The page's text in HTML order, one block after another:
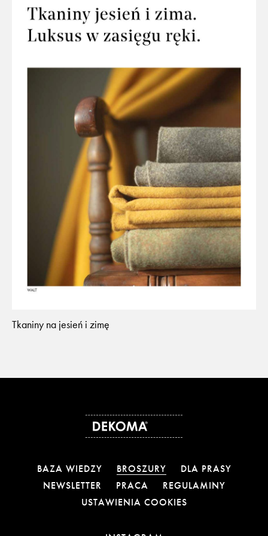
Tkaniny na jesień i zimę
BAZA WIEDZY BROSZURY
DLA PRASY
NEWSLETTER
PRACA
REGULAMINY
USTAWIENIA COOKIES